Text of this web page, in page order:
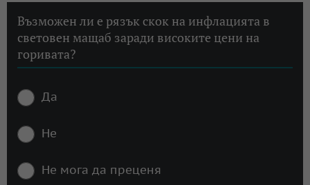
Възможен ли е рязък скок на инфлацията в
световен мащаб заради високите цени на
горивата?
Да
Не
Не мога да преценя